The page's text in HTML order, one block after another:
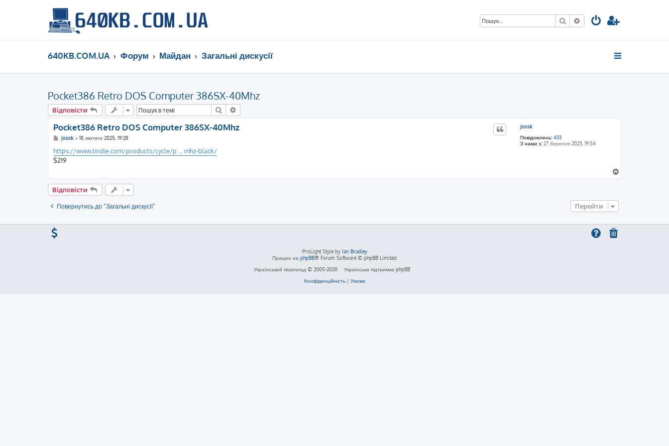
ПошукРозширений пошук
640KB.COM.UA Форум Майдан Загальні дискусії
Pocket386 Retro DOS Computer 386SX-40Mhz
Відповісти Пошук
jossk
Повідомлень: 433
З нами з: 27 березня 2023, 19:54
Pocket386 Retro DOS Computer 386SX-40Mhz
П
в
і
д
л
е
н
н
я
jossk» 18 лютого 2025, 19:28
https://www.tindie.com/products/cycle/p ... mhz-black/
$219
о
Відповісти
Повернутись до “Загальні дискусії” Перейти
ProLight Style by Ian Bradley
Працює на phpBB® Forum Software © phpBB Limited
Український переклад © 2005-2020
Українська підтримка phpBB
Конфіденційність| Умови